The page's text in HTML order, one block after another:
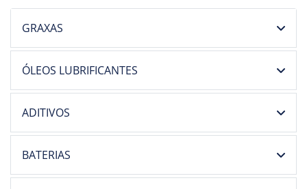
GRAXAS
ÓLEOS LUBRIFICANTES
ADITIVOS
BATERIAS